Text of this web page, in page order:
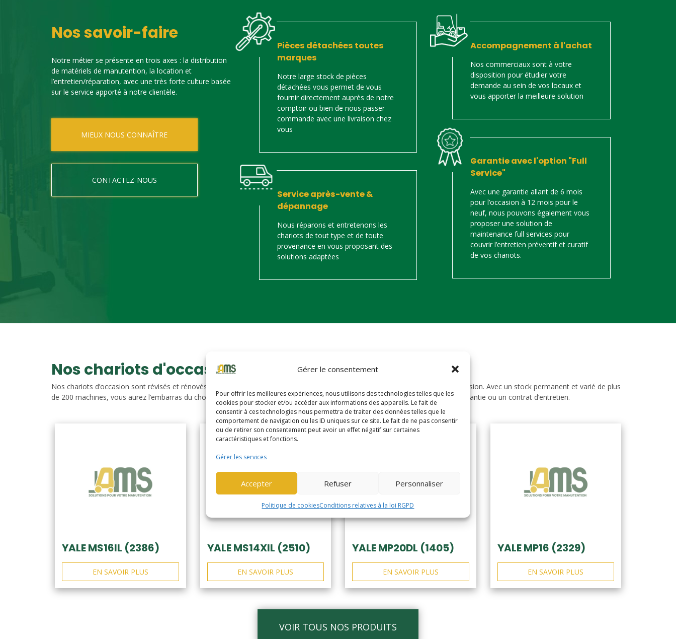
Gérer le consentement
Pour offrir les meilleures expériences, nous utilisons des technologies telles que les
cookies pour stocker et/ou accéder aux informations des appareils. Le fait de
consentir à ces technologies nous permettra de traiter des données telles que le
comportement de navigation ou les ID uniques sur ce site. Le fait de ne pas consentir
ou de retirer son consentement peut avoir un effet négatif sur certaines
caractéristiques et fonctions.
Gérer les services
Accepter Refuser Personnaliser
Politique de cookiesConditions relatives à la loi RGPD
Nos savoir-faire
Notre métier se présente en trois axes : la distribution
de matériels de manutention, la location et
l’entretien/réparation, avec une très forte culture basée
sur le service apporté à notre clientèle.
MIEUX NOUS CONNAÎTRE
CONTACTEZ-NOUS
Pièces détachées toutes
marques
Notre large stock de pièces
détachées vous permet de vous
fournir directement auprès de notre
comptoir ou bien de nous passer
commande avec une livraison chez
vous
Service après-vente &
dépannage
Nous réparons et entretenons les
chariots de tout type et de toute
provenance en vous proposant des
solutions adaptées
Accompagnement à l'achat
Nos commerciaux sont à votre
disposition pour étudier votre
demande au sein de vos locaux et
vous apporter la meilleure solution
Garantie avec l'option "Full
Service"
Avec une garantie allant de 6 mois
pour l’occasion à 12 mois pour le
neuf, nous pouvons également vous
proposer une solution de
maintenance full services pour
couvrir l’entretien préventif et curatif
de vos chariots.
Nos chariots d'occasion
Nos chariots d’occasion sont révisés et rénovés. Vous trouverez ci-dessous notre catalogue de matériels de manutention d’occasion. Avec un stock permanent et varié de plus
de 200 machines, vous aurez l’embarras du choix. Nos chariots sont révisés, reconditionnés, repeints, prêts à partir avec une garantie ou un contrat d’entretien.
YALE MS16IL (2386)
EN SAVOIR PLUS
YALE MS14XIL (2510)
EN SAVOIR PLUS
YALE MP20DL (1405)
EN SAVOIR PLUS
YALE MP16 (2329)
EN SAVOIR PLUS
VOIR TOUS NOS PRODUITS